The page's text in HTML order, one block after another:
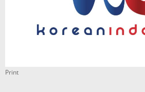
Print